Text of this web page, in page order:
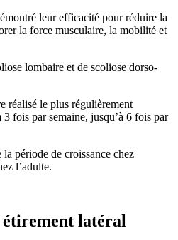
leur efficacité pour réduire la
la force musculaire, la mobilité et
lombaire et de scoliose dorso-
réalisé le plus régulièrement
fois par semaine, jusqu’à 6 fois par
période de croissance chez
l’adulte.
latéral